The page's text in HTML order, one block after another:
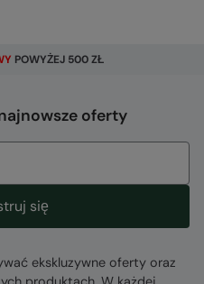
POWYŻEJ 500 ZŁ
oferty
się
ekskluzywne oferty oraz